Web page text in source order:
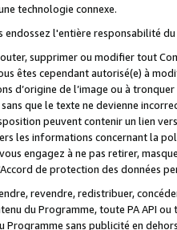
technologie connexe.
endossez l'entière responsabilité
supprimer ou modifier tout
êtes cependant autorisé(e) à
d’origine de l’image ou à
que le texte ne devienne
peuvent contenir un lien
les informations concernant la
engagez à ne pas retirer,
de protection des données
revendre, redistribuer,
du Programme, toute PA API
sans publicité en